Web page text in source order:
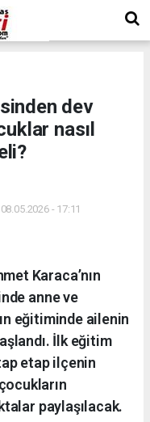
dev
nasıl
- 17:11
Karaca’nın
anne ve
eğitiminde ailenin
İlk eğitim
etap ilçenin
paylaşılacak.